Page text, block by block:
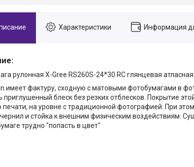
Характеристики Информация
рулонная X-Gree RS260S-24*30 RC глянцевая
имеет фактуру, сходную с матовыми фотобумагами в
приглушенный блеск без резких отблесков. Покрытие
печати, на уровне с традиционной фотографией. При
и стойка к внешним физическим воздействиям.
трудно "попасть в цвет"